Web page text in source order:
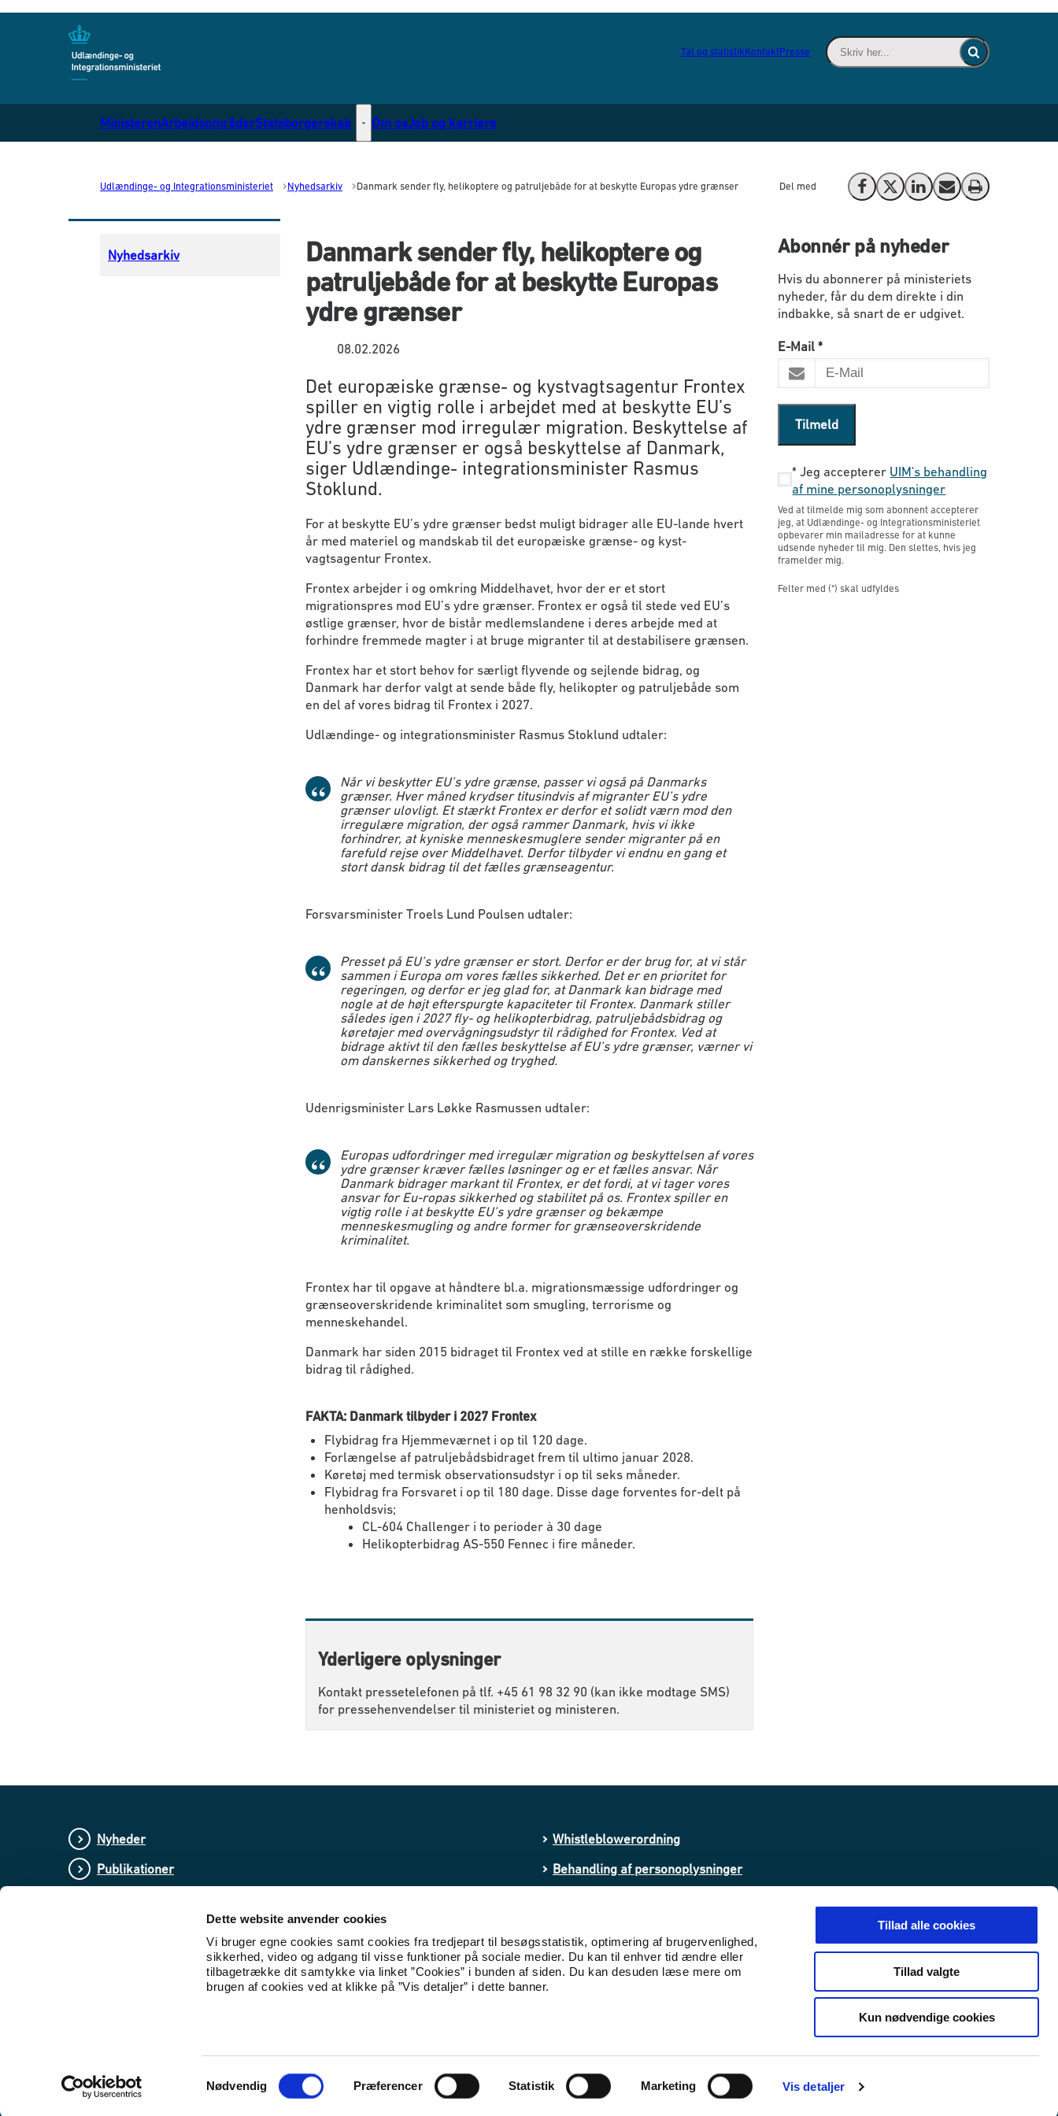
Dette website anvender cookies
Vi bruger egne cookies samt cookies fra tredjepart til besøgsstatistik, optimering af brugervenlighed,
sikkerhed, video og adgang til visse funktioner på sociale medier. Du kan til enhver tid ændre eller
tilbagetrække dit samtykke via linket ”Cookies” i bunden af siden. Du kan desuden læse mere om
brugen af cookies ved at klikke på ”Vis detaljer” i dette banner.
Nødvendig Præferencer Statistik Marketing Vis detaljer
Tillad alle cookies
Tillad valgte
Kun nødvendige cookies
Tal og statistikKontaktPresse
Skriv her... - Indsæt søgeord for at søge
Fold søgefelt ind
MinisterenArbejdsområderStatsborgerskab Statsborgerskab - Flere links
Om osJob og karriere
Udlændinge- og Integrationsministeriet Nyhedsarkiv Danmark sender fly, helikoptere og patruljebåde for at beskytte Europas ydre grænser Del med Del på Facebook
Del på X (Twitter)
Del på LinkedIn
Send email
Print
Nyhedsarkiv
Danmark sender fly, helikoptere og
patruljebåde for at beskytte Europas
ydre grænser
08.02.2026
Det europæiske grænse- og kystvagtsagentur Frontex
spiller en vigtig rolle i arbejdet med at beskytte EU’s
ydre grænser mod irregulær migration. Beskyttelse af
EU’s ydre grænser er også beskyttelse af Danmark,
siger Udlændinge- integrationsminister Rasmus
Stoklund.
For at beskytte EU’s ydre grænser bedst muligt bidrager alle EU-lande hvert
år med materiel og mandskab til det europæiske grænse- og kyst-
vagtsagentur Frontex.
Frontex arbejder i og omkring Middelhavet, hvor der er et stort
migrationspres mod EU’s ydre grænser. Frontex er også til stede ved EU’s
østlige grænser, hvor de bistår medlemslandene i deres arbejde med at
forhindre fremmede magter i at bruge migranter til at destabilisere grænsen.
Frontex har et stort behov for særligt flyvende og sejlende bidrag, og
Danmark har derfor valgt at sende både fly, helikopter og patruljebåde som
en del af vores bidrag til Frontex i 2027.
Udlændinge- og integrationsminister Rasmus Stoklund udtaler:
Når vi beskytter EU’s ydre grænse, passer vi også på Danmarks
grænser. Hver måned krydser titusindvis af migranter EU’s ydre
grænser ulovligt. Et stærkt Frontex er derfor et solidt værn mod den
irregulære migration, der også rammer Danmark, hvis vi ikke
forhindrer, at kyniske menneskesmuglere sender migranter på en
farefuld rejse over Middelhavet. Derfor tilbyder vi endnu en gang et
stort dansk bidrag til det fælles grænseagentur.
Forsvarsminister Troels Lund Poulsen udtaler:
Presset på EU’s ydre grænser er stort. Derfor er der brug for, at vi står
sammen i Europa om vores fælles sikkerhed. Det er en prioritet for
regeringen, og derfor er jeg glad for, at Danmark kan bidrage med
nogle at de højt efterspurgte kapaciteter til Frontex. Danmark stiller
således igen i 2027 fly- og helikopterbidrag, patruljebådsbidrag og
køretøjer med overvågningsudstyr til rådighed for Frontex. Ved at
bidrage aktivt til den fælles beskyttelse af EU’s ydre grænser, værner vi
om danskernes sikkerhed og tryghed.
Udenrigsminister Lars Løkke Rasmussen udtaler:
Europas udfordringer med irregulær migration og beskyttelsen af vores
ydre grænser kræver fælles løsninger og er et fælles ansvar. Når
Danmark bidrager markant til Frontex, er det fordi, at vi tager vores
ansvar for Eu-ropas sikkerhed og stabilitet på os. Frontex spiller en
vigtig rolle i at beskytte EU’s ydre grænser og bekæmpe
menneskesmugling og andre former for grænseoverskridende
kriminalitet.
Frontex har til opgave at håndtere bl.a. migrationsmæssige udfordringer og
grænseoverskridende kriminalitet som smugling, terrorisme og
menneskehandel.
Danmark har siden 2015 bidraget til Frontex ved at stille en række forskellige
bidrag til rådighed.
FAKTA: Danmark tilbyder i 2027 Frontex
Flybidrag fra Hjemmeværnet i op til 120 dage.
Forlængelse af patruljebådsbidraget frem til ultimo januar 2028.
Køretøj med termisk observationsudstyr i op til seks måneder.
Flybidrag fra Forsvaret i op til 180 dage. Disse dage forventes for-delt på
henholdsvis;
CL-604 Challenger i to perioder à 30 dage
Helikopterbidrag AS-550 Fennec i fire måneder.
Abonnér på nyheder
Hvis du abonnerer på ministeriets
nyheder, får du dem direkte i din
indbakke, så snart de er udgivet.
E-Mail *
Tilmeld
*Jeg accepterer UIM's behandling
af mine personoplysninger
Ved at tilmelde mig som abonnent accepterer
jeg, at Udlændinge- og Integrationsministeriet
opbevarer min mailadresse for at kunne
udsende nyheder til mig. Den slettes, hvis jeg
framelder mig.
Felter med (*) skal udfyldes
Yderligere oplysninger
Kontakt pressetelefonen på tlf. +45 61 98 32 90 (kan ikke modtage SMS)
for pressehenvendelser til ministeriet og ministeren.
Nyheder
Publikationer
Whistleblowerordning
Behandling af personoplysninger
Tilgængelighedserklæring (WAS)
Udlændinge- og
Udlændinge- og